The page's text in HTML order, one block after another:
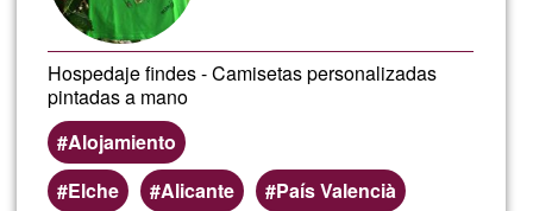
Hospedaje findes - Camisetas personalizadas
pintadas a mano
Alojamiento
Elche
Alicante
País Valencià